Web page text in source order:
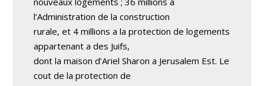
l’Administration de la construction
rurale, et 4 millions a la protection de logements
appartenant a des Juifs,
dont la maison d’Ariel Sharon a Jerusalem Est. Le
cout de la protection de